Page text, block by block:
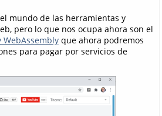
mundo de las herramientas y
pero lo que nos ocupa ahora son el
que ahora podremos
para pagar por servicios de